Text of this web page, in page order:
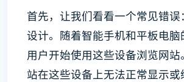
首先，让我们看看一个常见错
设计。随着智能手机和平板电脑
用户开始使用这些设备浏览网站
站在这些设备上无法正常显示或